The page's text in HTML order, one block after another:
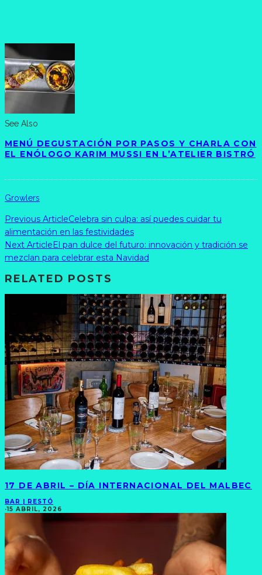
See Also
MENÚ DEGUSTACIÓN POR PASOS Y CHARLA CON
EL ENÓLOGO KARIM MUSSI EN L’ATELIER BISTRÓ
Growlers
Previous ArticleCelebra sin culpa: así puedes cuidar tu
alimentación en las festividades
Next Article El pan dulce del futuro: innovación y tradición se
mezclan para celebrar esta Navidad
RELATED POSTS
17 DE ABRIL – DÍA INTERNACIONAL DEL MALBEC
BAR | RESTÓ
·15 ABRIL, 2026